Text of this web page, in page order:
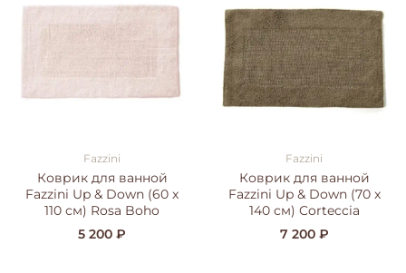
Fazzini
Коврик для ванной
Fazzini Up & Down (60 x
110 см) Rosa Boho
5 200 ₽
Fazzini
Коврик для ванной
Fazzini Up & Down (70 x
140 см) Corteccia
7 200 ₽